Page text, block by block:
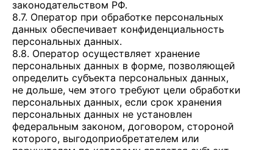
законодательством РФ.
8.7. Оператор при обработке персональных
данных обеспечивает конфиденциальность
персональных данных.
8.8. Оператор осуществляет хранение
персональных данных в форме, позволяющей
определить субъекта персональных данных,
не дольше, чем этого требуют цели обработки
персональных данных, если срок хранения
персональных данных не установлен
федеральным законом, договором, стороной
которого, выгодоприобретателем или